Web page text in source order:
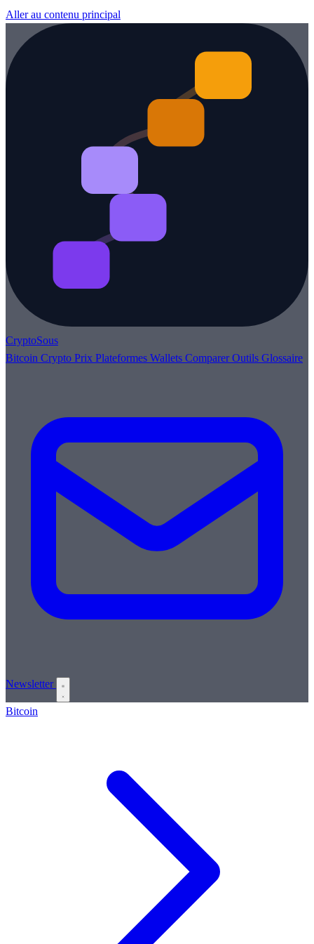
Aller au contenu principal
CryptoSous
Bitcoin Crypto Prix Plateformes Wallets ComparerOutils Glossaire
Newsletter
Bitcoin